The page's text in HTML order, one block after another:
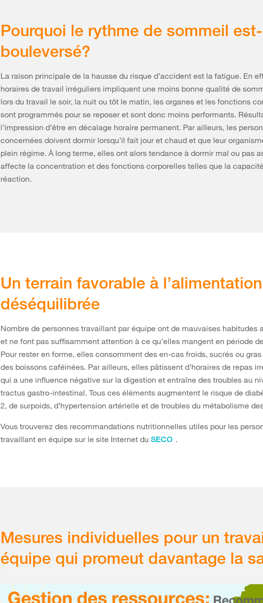
Pourquoi le rythme de sommeil
bouleversé?
La raison principale de la hausse du risque d’accident est la fatigue. En
horaires de travail irréguliers impliquent une moins bonne qualité de
lors du travail le soir, la nuit ou tôt le matin, les organes et les fonctions
sont programmés pour se reposer et sont donc moins performants.
l’impression d’être en décalage horaire permanent. Par ailleurs, les
concernées doivent dormir lorsqu’il fait jour et chaud et que leur
plein régime. À long terme, elles ont alors tendance à dormir mal ou pas
affecte la concentration et des fonctions corporelles telles que la
réaction.
Un terrain favorable à l’alimentation
déséquilibrée
Nombre de personnes travaillant par équipe ont de mauvaises habitudes
et ne font pas suffisamment attention à ce qu’elles mangent en période
Pour rester en forme, elles consomment des en-cas froids, sucrés ou
des boissons caféinées. Par ailleurs, elles pâtissent d’horaires de repas
qui a une influence négative sur la digestion et entraîne des troubles au
tractus gastro-intestinal. Tous ces éléments augmentent le risque de
2, de surpoids, d’hypertension artérielle et de troubles du métabolisme
Vous trouverez des recommandations nutritionnelles utiles pour les
travaillant en équipe sur le site Internet du SECO .
Mesures individuelles pour un
équipe qui promeut davantage la